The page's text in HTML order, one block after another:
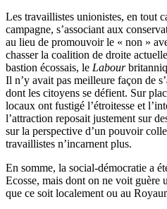
Les travaillistes unionistes, en tout
campagne, s’associant aux
au lieu de promouvoir le « non »
chasser la coalition de droite
bastion écossais, le Labour
Il n’y avait pas meilleure façon de
dont les citoyens se défient. Sur
locaux ont fustigé l’étroitesse et
l’attraction reposait justement sur
sur la perspective d’un pouvoir
travaillistes n’incarnent plus.
En somme, la social-démocratie a
Ecosse, mais dont on ne voit guère
que ce soit localement ou au